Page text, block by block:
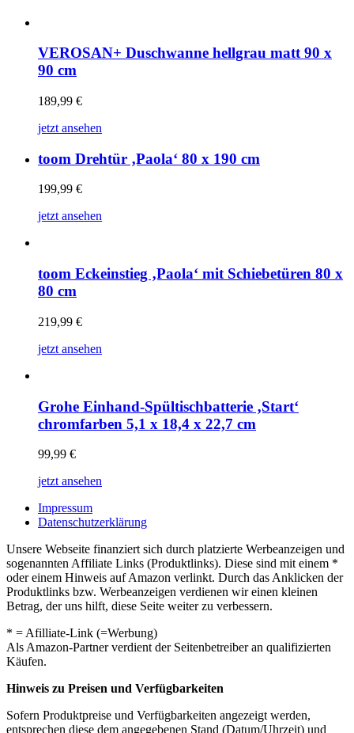
VEROSAN+ Duschwanne hellgrau matt 90 x
90 cm
189,99 €
jetzt ansehen
toom Drehtür ‚Paola‘ 80 x 190 cm
199,99 €
jetzt ansehen
toom Eckeinstieg ‚Paola‘ mit Schiebetüren 80 x
80 cm
219,99 €
jetzt ansehen
Grohe Einhand-Spültischbatterie ‚Start‘
chromfarben 5,1 x 18,4 x 22,7 cm
99,99 €
jetzt ansehen
Impressum
Datenschutzerklärung
Unsere Webseite finanziert sich durch platzierte Werbeanzeigen und
sogenannten Affiliate Links (Produktlinks). Diese sind mit einem *
oder einem Hinweis auf Amazon verlinkt. Durch das Anklicken der
Produktlinks bzw. Werbeanzeigen verdienen wir einen kleinen
Betrag, der uns hilft, diese Seite weiter zu verbessern.
* = Afilliate-Link (=Werbung)
Als Amazon-Partner verdient der Seitenbetreiber an qualifizierten
Käufen.
Hinweis zu Preisen und Verfügbarkeiten
Sofern Produktpreise und Verfügbarkeiten angezeigt werden,
entsprechen diese dem angegebenen Stand (Datum/Uhrzeit) und